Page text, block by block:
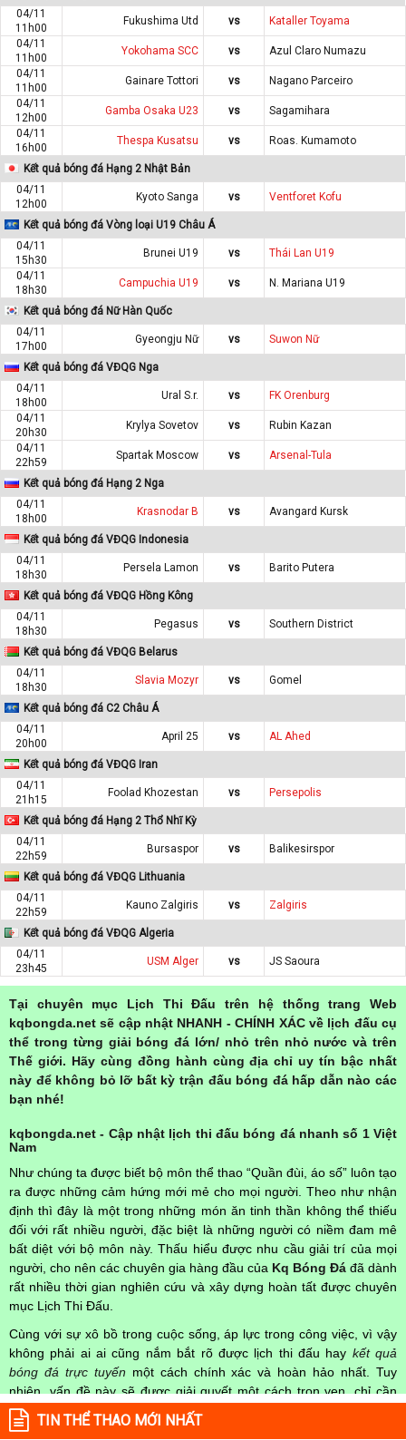
04/11
11h00
Fukushima Utd vs
Kataller Toyama
04/11
11h00
Yokohama SCC vs
Azul Claro Numazu
04/11
11h00
Gainare Tottori vs
Nagano Parceiro
04/11
12h00
Gamba Osaka U23 vs
Sagamihara
04/11
16h00
Thespa Kusatsu vs Roas. Kumamoto
Kết quả bóng đá Hạng 2 Nhật Bản
04/11
12h00
Kyoto Sanga vs Ventforet Kofu
Kết quả bóng đá Vòng loại U19 Châu Á
04/11
15h30
Brunei U19 vs
Thái Lan U19
04/11
18h30
Campuchia U19 vs N. Mariana U19
Kết quả bóng đá Nữ Hàn Quốc
04/11
17h00
Gyeongju Nữ vs Suwon Nữ
Kết quả bóng đá VĐQG Nga
04/11
18h00
Ural S.r. vs
FK Orenburg
04/11
20h30
Krylya Sovetov vs
Rubin Kazan
04/11
22h59
Spartak Moscow vs Arsenal-Tula
Kết quả bóng đá Hạng 2 Nga
04/11
18h00
Krasnodar B vs Avangard Kursk
Kết quả bóng đá VĐQG Indonesia
04/11
18h30
Persela Lamon vs Barito Putera
Kết quả bóng đá VĐQG Hồng Kông
04/11
18h30
Pegasus vs Southern District
Kết quả bóng đá VĐQG Belarus
04/11
18h30
Slavia Mozyr vs Gomel
Kết quả bóng đá C2 Châu Á
04/11
20h00
April 25 vs AL Ahed
Kết quả bóng đá VĐQG Iran
04/11
21h15
Foolad Khozestan vs Persepolis
Kết quả bóng đá Hạng 2 Thổ Nhĩ Kỳ
04/11
22h59
Bursaspor vs Balikesirspor
Kết quả bóng đá VĐQG Lithuania
04/11
22h59
Kauno Zalgiris vs Zalgiris
Kết quả bóng đá VĐQG Algeria
04/11
23h45
USM Alger vs JS Saoura
Tại chuyên mục Lịch Thi Đấu trên hệ thống trang Web
kqbongda.net sẽ cập nhật NHANH - CHÍNH XÁC về lịch đấu cụ
thể trong từng giải bóng đá lớn/ nhỏ trên nhỏ nước và trên
Thế giới. Hãy cùng đồng hành cùng địa chỉ uy tín bậc nhất
này để không bỏ lỡ bất kỳ trận đấu bóng đá hấp dẫn nào các
bạn nhé!
kqbongda.net - Cập nhật lịch thi đấu bóng đá nhanh số 1 Việt
Nam
Như chúng ta được biết bộ môn thể thao “Quần đùi, áo số” luôn tạo
ra được những cảm hứng mới mẻ cho mọi người. Theo như nhận
định thì đây là một trong những món ăn tinh thần không thể thiếu
đối với rất nhiều người, đặc biệt là những người có niềm đam mê
bất diệt với bộ môn này. Thấu hiểu được nhu cầu giải trí của mọi
người, cho nên các chuyên gia hàng đầu của Kq Bóng Đá đã dành
rất nhiều thời gian nghiên cứu và xây dựng hoàn tất được chuyên
mục Lịch Thi Đấu.
Cùng với sự xô bồ trong cuộc sống, áp lực trong công việc, vì vậy
không phải ai ai cũng nắm bắt rõ được lịch thi đấu hay kết quả
bóng đá trực tuyến một cách chính xác và hoàn hảo nhất. Tuy
nhiên, vấn đề này sẽ được giải quyết một cách trọn vẹn, chỉ cần
truy cập vào chuyên mục
Lịch Thi Đấu
mọi người hoàn toàn nắm rõ được chính xác về thời gian các trận
TIN THỂ THAO MỚI NHẤT